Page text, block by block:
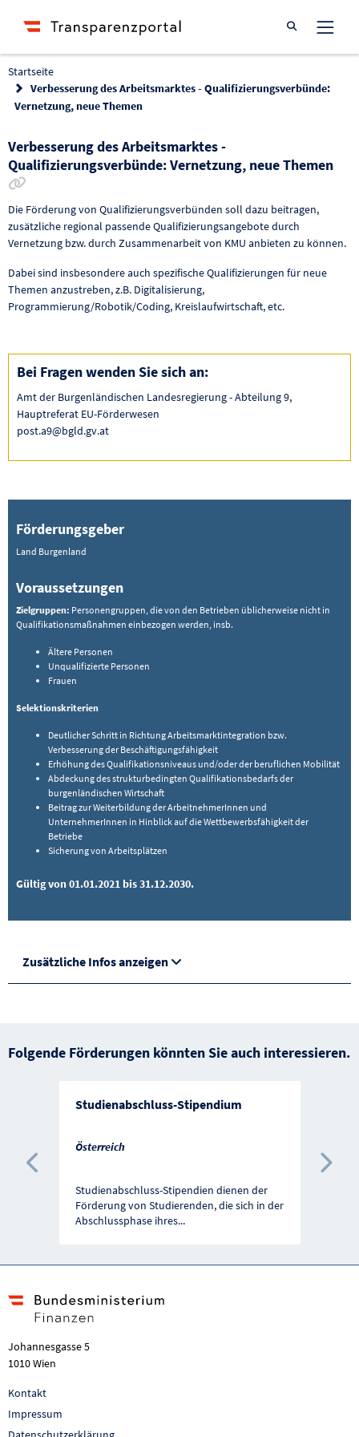
Suche öffnen
Startseite
Verbesserung des Arbeitsmarktes - Qualifizierungsverbünde:
Vernetzung, neue Themen
Verbesserung des Arbeitsmarktes -
Qualifizierungsverbünde: Vernetzung, neue Themen
Die Förderung von Qualifizierungsverbünden soll dazu beitragen,
zusätzliche regional passende Qualifizierungsangebote durch
Vernetzung bzw. durch Zusammenarbeit von KMU anbieten zu können.
Dabei sind insbesondere auch spezifische Qualifizierungen für neue
Themen anzustreben, z.B. Digitalisierung,
Programmierung/Robotik/Coding, Kreislaufwirtschaft, etc.
Bei Fragen wenden Sie sich an:
Amt der Burgenländischen Landesregierung - Abteilung 9,
Hauptreferat EU-Förderwesen
post.a9@bgld.gv.at
Förderungsgeber
Land Burgenland
Voraussetzungen
Zielgruppen: Personengruppen, die von den Betrieben üblicherweise nicht in
Qualifikationsmaßnahmen einbezogen werden, insb.
Ältere Personen
Unqualifizierte Personen
Frauen
Selektionskriterien
Deutlicher Schritt in Richtung Arbeitsmarktintegration bzw.
Verbesserung der Beschäftigungsfähigkeit
Erhöhung des Qualifikationsniveaus und/oder der beruflichen Mobilität
Abdeckung des strukturbedingten Qualifikationsbedarfs der
burgenländischen Wirtschaft
Beitrag zur Weiterbildung der ArbeitnehmerInnen und
UnternehmerInnen in Hinblick auf die Wettbewerbsfähigkeit der
Betriebe
Sicherung von Arbeitsplätzen
Gültig von 01.01.2021 bis 31.12.2030.
Zusätzliche Infos anzeigen
Folgende Förderungen könnten Sie auch interessieren.
Studienabschluss-Stipendium
Österreich
Studienabschluss-Stipendien dienen der
Förderung von Studierenden, die sich in der
Abschlussphase ihres...
Vorherige Förderung
Johannesgasse 5
1010 Wien
Kontakt
Impressum